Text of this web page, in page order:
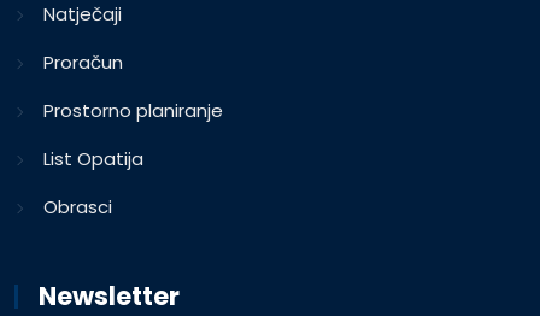
Natječaji
Proračun
Prostorno planiranje
List Opatija
Obrasci
Newsletter